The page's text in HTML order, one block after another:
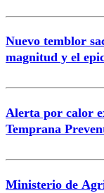
Nuevo temblor
magnitud y el
Alerta por calor
Temprana
Ministerio de